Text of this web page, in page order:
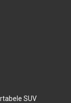
SUV